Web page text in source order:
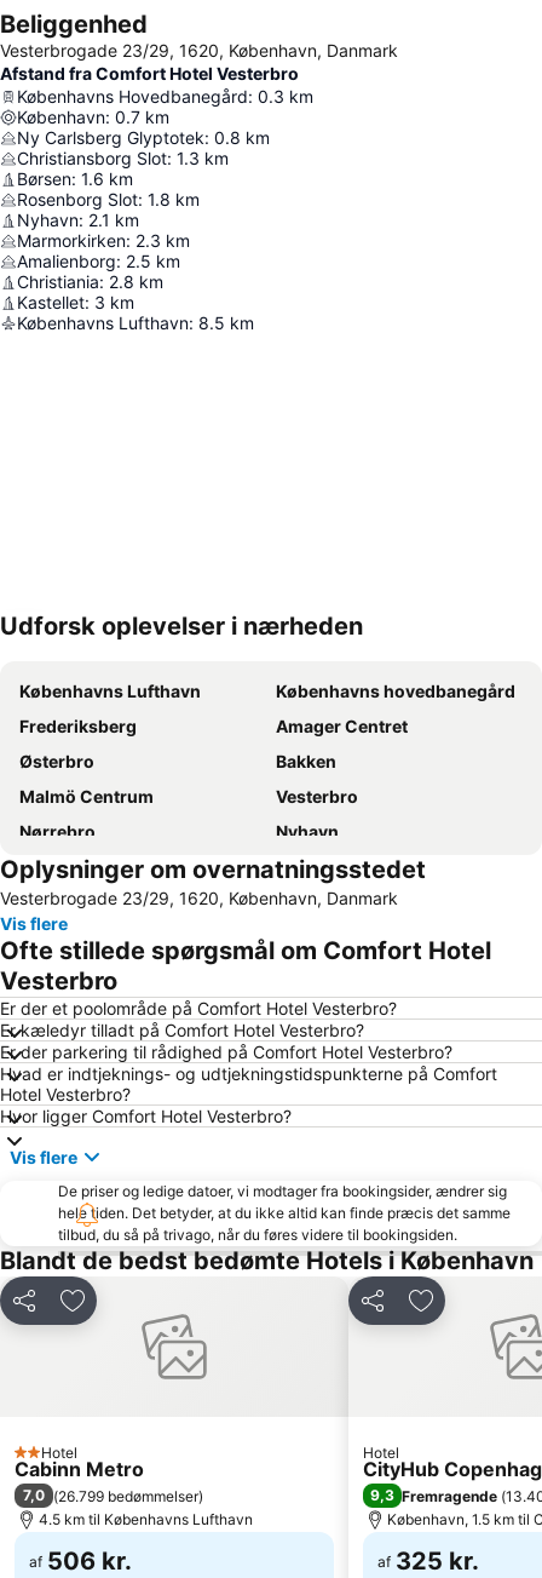
Beliggenhed
Vesterbrogade 23/29, 1620, København, Danmark
Afstand fra Comfort Hotel Vesterbro
Københavns Hovedbanegård: 0.3 km
København: 0.7 km
Ny Carlsberg Glyptotek: 0.8 km
Christiansborg Slot: 1.3 km
Børsen: 1.6 km
Rosenborg Slot: 1.8 km
Nyhavn: 2.1 km
Marmorkirken: 2.3 km
Amalienborg: 2.5 km
Christiania: 2.8 km
Kastellet: 3 km
Københavns Lufthavn: 8.5 km
Udvid kort
Udforsk oplevelser i nærheden
Københavns Lufthavn
Københavns hovedbanegård
Frederiksberg
Amager Centret
Østerbro
Bakken
Malmö Centrum
Vesterbro
Nørrebro
Nyhavn
Tivoli
Valbyparken
Ørestad
Parken Stadium
Rådhuspladsen
Fisketorvet
Bella Center
Marienlyst
Operaen
Christianshavn
Roskilde Festival
Nørreport station
Malmö Centralstation
Indre By
Hornbæk Vest
Royal Copenhagen
København Zoo
Dyrehaven
Strøget
Snekkersten
Christiania
Christiansborg Palace
Frederiksberg Centret
Rødovre Centrum
Helsingør Havn
Malmö Arena
Kastellet
Københavns Bymuseum
Hundige
Home of Carlsberg
Fredensborg slot
Copenhagen Port
Oplysninger om overnatningsstedet
Vesterbrogade 23/29, 1620, København, Danmark
Vis flere
Ofte stillede spørgsmål om Comfort Hotel
Vesterbro
Er der et poolområde på Comfort Hotel Vesterbro?
Er kæledyr tilladt på Comfort Hotel Vesterbro?
Er der parkering til rådighed på Comfort Hotel Vesterbro?
Hvad er indtjeknings- og udtjekningstidspunkterne på Comfort
Hotel Vesterbro?
Hvor ligger Comfort Hotel Vesterbro?
Vis flere
De priser og ledige datoer, vi modtager fra bookingsider, ændrer sig
hele tiden. Det betyder, at du ikke altid kan finde præcis det samme
tilbud, du så på trivago, når du føres videre til bookingsiden.
Blandt de bedst bedømte Hotels i København
Del Føj til favoritter
2 Stjerner
Hotel
Cabinn Metro
7,0 (26.799 bedømmelser)
4.5 km til Københavns Lufthavn
af 506 kr.
Del Føj til
Hotel
CityHub
9,3 Fremragende (
København, 1.5 km til
af 325 kr.